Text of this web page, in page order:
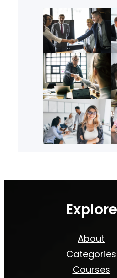
Explore
About
Categories
Courses